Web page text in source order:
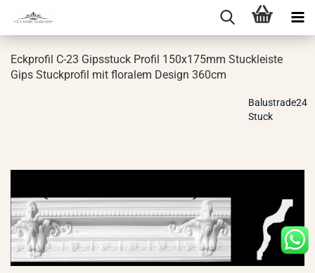
Eck­pro­fil C-23 Gips­stuck Pro­fil 150x175mm Stuck­leis­te
Gips Stuck­pro­fil mit flo­ra­lem De­sign 360cm
Balustrade24
Stuck